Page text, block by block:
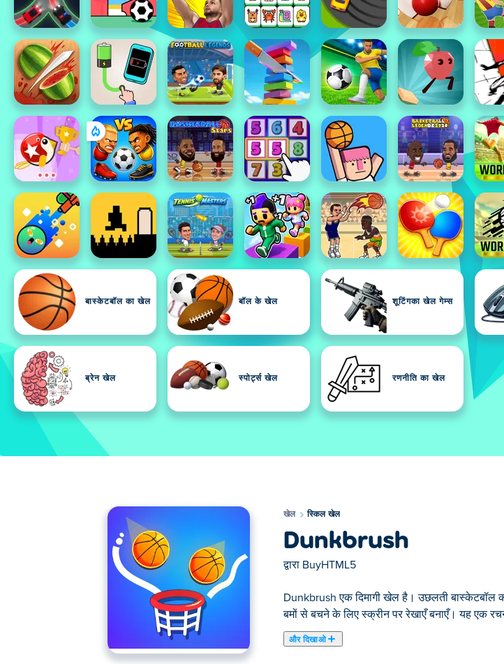
बास्केटबॉल का खेल बॉल के खेल शूटिंगका खेल गेम्स
ब्रेन खेल स्पोर्ट्स खेल रणनीति का खेल
खेल स्किल खेल
Dunkbrush
द्वारा BuyHTML5
Dunkbrush एक दिमागी खेल है। उछलती बास्केटबॉल
बमों से बचने के लिए स्क्रीन पर रेखाएँ बनाएँ। यह एक
और दिखाओ